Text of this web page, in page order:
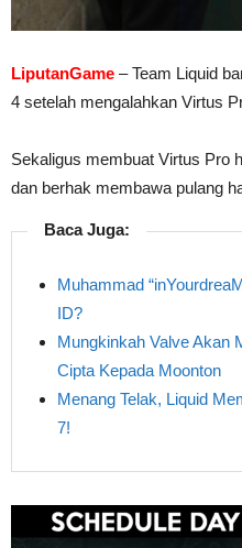
LiputanGame – Team Liquid
4 setelah mengalahkan Virtus
Sekaligus membuat Virtus Pro
dan berhak membawa pulang
Baca Juga:
Muhammad
ID?
Mungkinkah Valve Akan
Cipta Kepada Moonton
Menang Telak, Liquid
7!